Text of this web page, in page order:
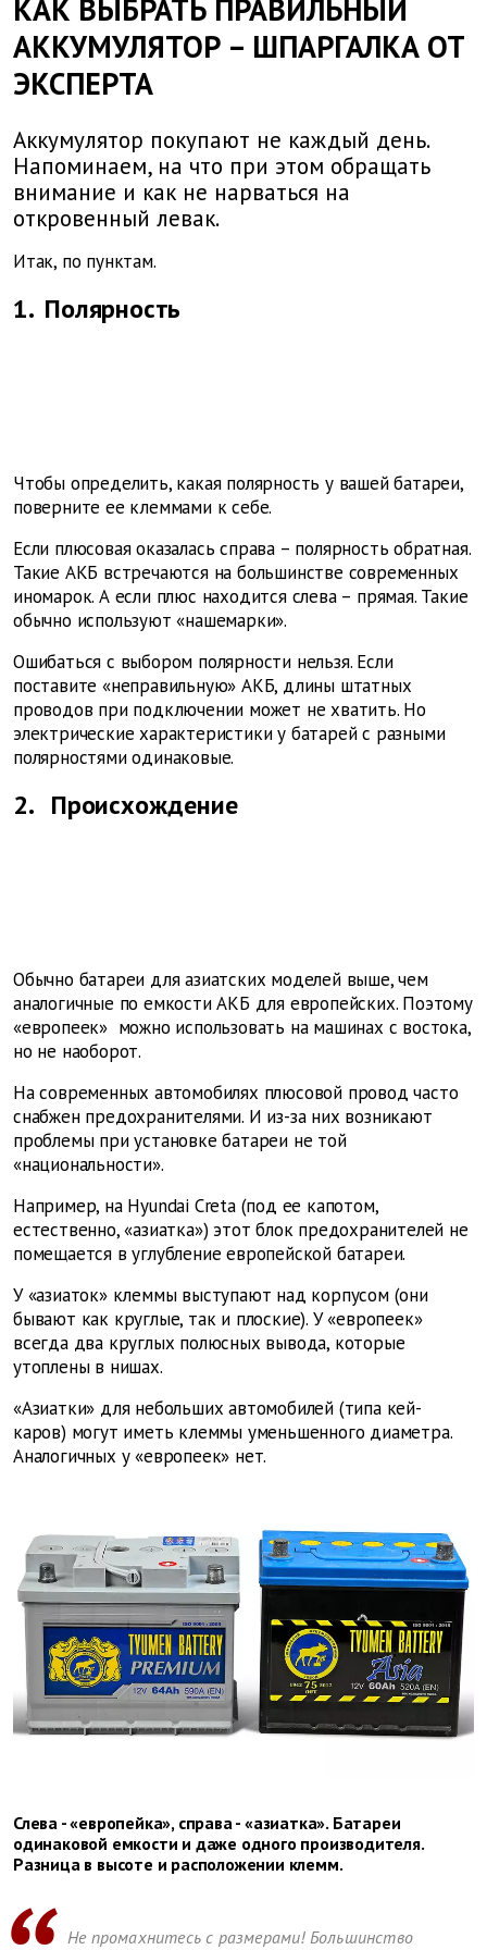
КАК ВЫБРАТЬ ПРАВИЛЬНЫЙ
АККУМУЛЯТОР – ШПАРГАЛКА ОТ
ЭКСПЕРТА
Аккумулятор покупают не каждый день.
Напоминаем, на что при этом обращать
внимание и как не нарваться на
откровенный левак.
Итак, по пунктам.
1. Полярность
Чтобы определить, какая полярность у вашей батареи,
поверните ее клеммами к себе.
Если плюсовая оказалась справа – полярность обратная.
Такие АКБ встречаются на большинстве современных
иномарок. А если плюс находится слева – прямая. Такие
обычно используют «нашемарки».
Ошибаться с выбором полярности нельзя. Если
поставите «неправильную» АКБ, длины штатных
проводов при подключении может не хватить. Но
электрические характеристики у батарей с разными
полярностями одинаковые.
2. Происхождение
Обычно батареи для азиатских моделей выше, чем
аналогичные по емкости АКБ для европейских. Поэтому
«европеек» можно использовать на машинах с востока,
но не наоборот.
На современных автомобилях плюсовой провод часто
снабжен предохранителями. И из-за них возникают
проблемы при установке батареи не той
«национальности».
Например, на Hyundai Creta (под ее капотом,
естественно, «азиатка») этот блок предохранителей не
помещается в углубление европейской батареи.
У «азиаток» клеммы выступают над корпусом (они
бывают как круглые, так и плоские). У «европеек»
всегда два круглых полюсных вывода, которые
утоплены в нишах.
«Азиатки» для небольших автомобилей (типа кей-
каров) могут иметь клеммы уменьшенного диаметра.
Аналогичных у «европеек» нет.
Слева - «европейка», справа - «азиатка». Батареи
одинаковой емкости и даже одного производителя.
Разница в высоте и расположении клемм.
Не промахнитесь с размерами! Большинство